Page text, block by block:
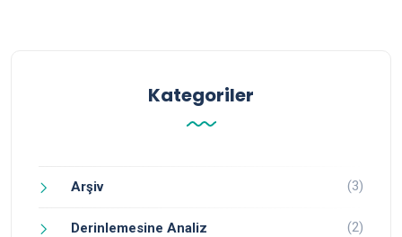
Kategoriler
Arşiv (3)
Derinlemesine Analiz (2)